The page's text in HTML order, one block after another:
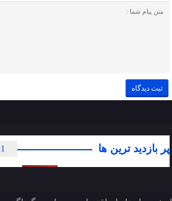
پر بازدید ترین ها 1 روز